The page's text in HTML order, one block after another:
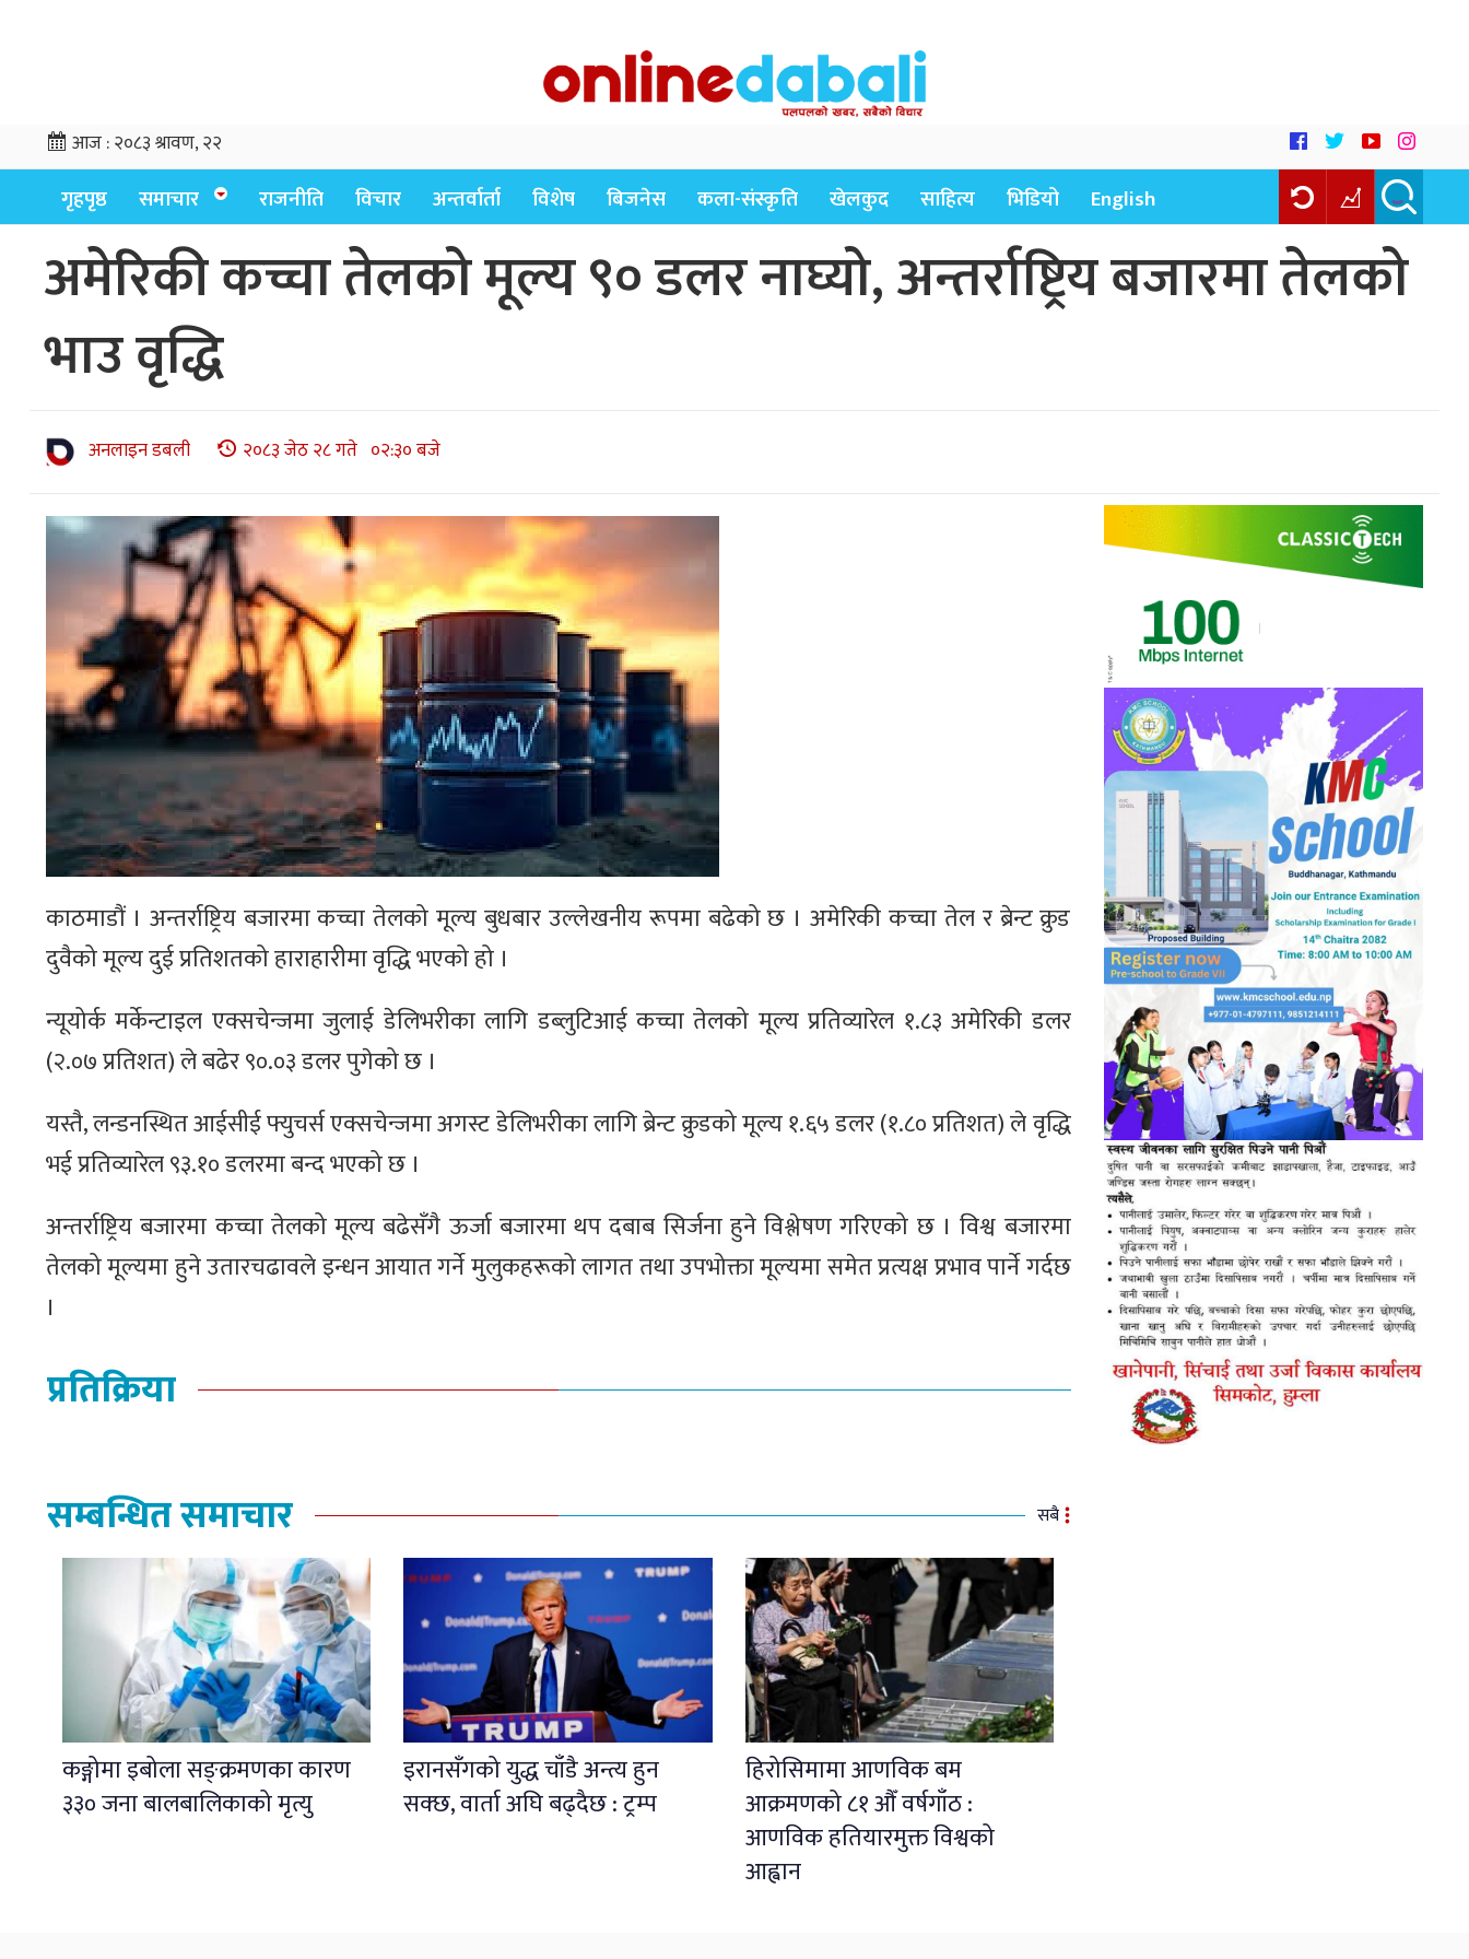
आज :२०८३ श्रावण, २२
गृहपृष्ठ समाचार राजनीति विचार अन्तर्वार्ता विशेष बिजनेस कला-संस्कृति खेलकुद साहित्य भिडियो English
अमेरिकी कच्चा तेलको मूल्य ९० डलर नाघ्यो, अन्तर्राष्ट्रिय बजारमा तेलको
भाउ वृद्धि
अनलाइन डबली २०८३ जेठ २८ गते ०२:३० बजे
काठमाडौं । अन्तर्राष्ट्रिय बजारमा कच्चा तेलको मूल्य बुधबार उल्लेखनीय रूपमा बढेको छ । अमेरिकी कच्चा तेल र ब्रेन्ट क्रुड
दुवैको मूल्य दुई प्रतिशतको हाराहारीमा वृद्धि भएको हो ।
न्यूयोर्क मर्केन्टाइल एक्सचेन्जमा जुलाई डेलिभरीका लागि डब्लुटिआई कच्चा तेलको मूल्य प्रतिव्यारेल १.८३ अमेरिकी डलर
(२.०७ प्रतिशत) ले बढेर ९०.०३ डलर पुगेको छ ।
यस्तै, लन्डनस्थित आईसीई फ्युचर्स एक्सचेन्जमा अगस्ट डेलिभरीका लागि ब्रेन्ट क्रुडको मूल्य १.६५ डलर (१.८० प्रतिशत) ले वृद्धि
भई प्रतिव्यारेल ९३.१० डलरमा बन्द भएको छ ।
अन्तर्राष्ट्रिय बजारमा कच्चा तेलको मूल्य बढेसँगै ऊर्जा बजारमा थप दबाब सिर्जना हुने विश्लेषण गरिएको छ । विश्व बजारमा
तेलको मूल्यमा हुने उतारचढावले इन्धन आयात गर्ने मुलुकहरूको लागत तथा उपभोक्ता मूल्यमा समेत प्रत्यक्ष प्रभाव पार्ने गर्दछ
।
प्रतिक्रिया
सम्बन्धित समाचार सबै
कङ्गोमा इबोला सङ्क्रमणका कारण
३३० जना बालबालिकाको मृत्यु
इरानसँगको युद्ध चाँडै अन्त्य हुन
सक्छ, वार्ता अघि बढ्दैछ : ट्रम्प
हिरोसिमामा आणविक बम
आक्रमणको ८१ औँ वर्षगाँठ :
आणविक हतियारमुक्त विश्वको
आह्वान